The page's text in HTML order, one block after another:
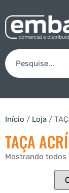
Início / Loja /
TAÇA
Mostrando todos